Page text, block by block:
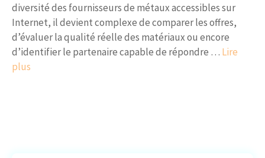
diversité des fournisseurs de métaux accessibles sur
Internet, il devient complexe de comparer les offres,
d’évaluer la qualité réelle des matériaux ou encore
d’identifier le partenaire capable de répondre … Lire
plus